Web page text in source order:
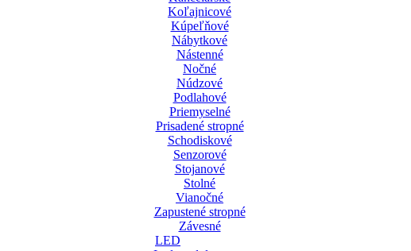
Koľajnicové
Kúpeľňové
Nábytkové
Nástenné
Nočné
Núdzové
Podlahové
Priemyselné
Prisadené stropné
Schodiskové
Senzorové
Stojanové
Stolné
Vianočné
Zapustené stropné
Závesné
LED